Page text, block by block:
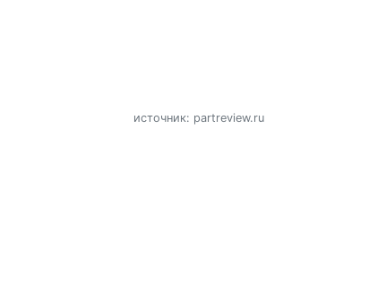
источник: partreview.ru